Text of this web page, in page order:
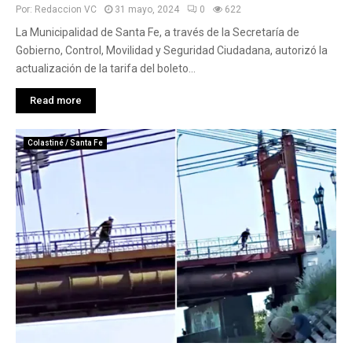
Por: Redaccion VC 31 mayo, 2024 0 622
La Municipalidad de Santa Fe, a través de la Secretaría de
Gobierno, Control, Movilidad y Seguridad Ciudadana, autorizó la
actualización de la tarifa del boleto...
Read more
Colastiné / Santa Fe